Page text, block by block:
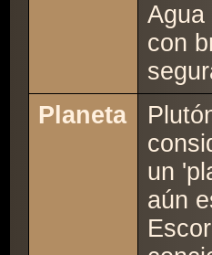
Agua
con
Planeta
un
aún